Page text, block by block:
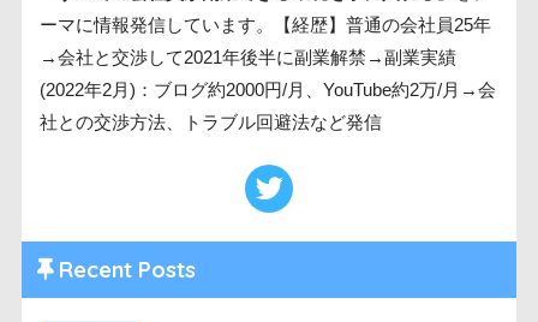
ーマに情報発信しています。【経歴】普通の会社員25年
→会社と交渉して2021年後半に副業解禁→副業実績
(2022年2月)：ブログ約2000円/月、YouTube約2万/月→会
社との交渉方法、トラブル回避法など発信
Recent Posts